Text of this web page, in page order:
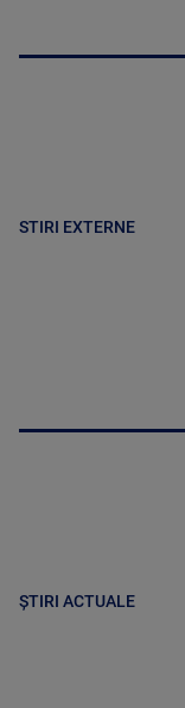
STIRI EXTERNE
ȘTIRI ACTUALE